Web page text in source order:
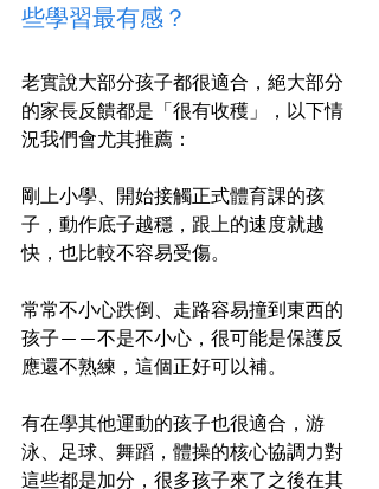
些學習最有感？
老實說大部分孩子都很適合，絕大部分
的家長反饋都是「很有收穫」，以下情
況我們會尤其推薦：
剛上小學、開始接觸正式體育課的孩
子，動作底子越穩，跟上的速度就越
快，也比較不容易受傷。
常常不小心跌倒、走路容易撞到東西的
孩子——不是不小心，很可能是保護反
應還不熟練，這個正好可以補。
有在學其他運動的孩子也很適合，游
泳、足球、舞蹈，體操的核心協調力對
這些都是加分，很多孩子來了之後在其